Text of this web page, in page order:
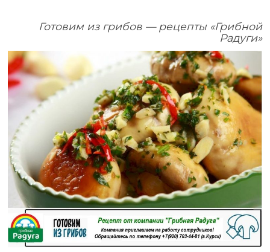
Готовим из грибов — рецепты «Грибной
Радуги»